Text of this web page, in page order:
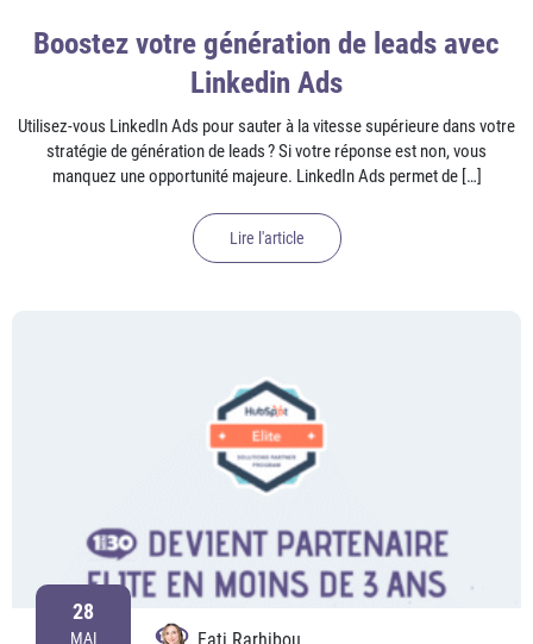
Boostez votre génération de leads avec
Linkedin Ads
Utilisez-vous LinkedIn Ads pour sauter à la vitesse supérieure dans votre
stratégie de génération de leads ? Si votre réponse est non, vous
manquez une opportunité majeure. LinkedIn Ads permet de […]
Lire l'article
28
MAI Fati Rarhibou